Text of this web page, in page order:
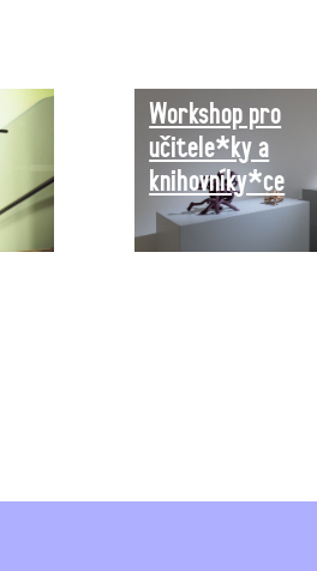
Workshop pro
učitele*ky a
knihovníky*ce